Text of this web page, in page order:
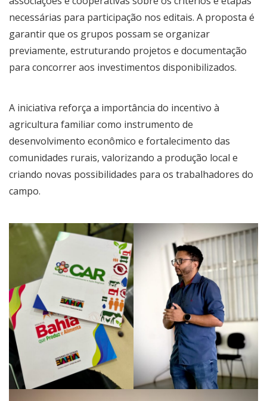
necessárias para participação nos editais. A proposta é
garantir que os grupos possam se organizar
previamente, estruturando projetos e documentação
para concorrer aos investimentos disponibilizados.
A iniciativa reforça a importância do incentivo à
agricultura familiar como instrumento de
desenvolvimento econômico e fortalecimento das
comunidades rurais, valorizando a produção local e
criando novas possibilidades para os trabalhadores do
campo.